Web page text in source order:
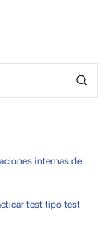
internas de
test tipo test